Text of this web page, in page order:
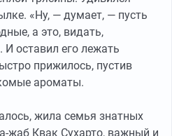
«Ну, — думает, — пусть
а это, видать,
И оставил его лежать
прижилось, пустив
ароматы.
жила семья знатных
жаб Квак Сухарто, важный и